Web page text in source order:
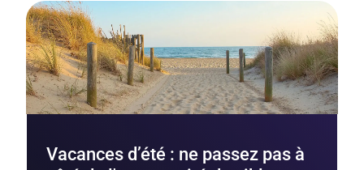
Vacances d’été : ne passez pas à